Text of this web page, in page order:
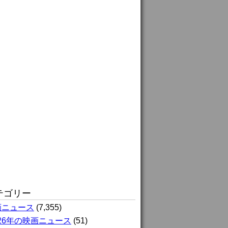
ゴリー
ュース (7,355)
年の映画ニュース (51)